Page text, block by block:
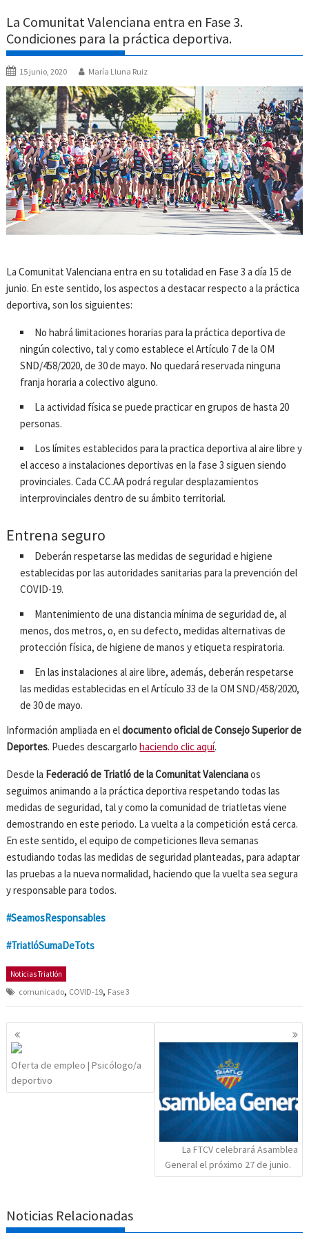
La Comunitat Valenciana entra en Fase 3.
Condiciones para la práctica deportiva.
15 junio, 2020 María Lluna Ruiz
La Comunitat Valenciana entra en su totalidad en Fase 3 a día 15 de
junio. En este sentido, los aspectos a destacar respecto a la práctica
deportiva, son los siguientes:
No habrá limitaciones horarias para la práctica deportiva de
ningún colectivo, tal y como establece el Artículo 7 de la OM
SND/458/2020, de 30 de mayo. No quedará reservada ninguna
franja horaria a colectivo alguno.
La actividad física se puede practicar en grupos de hasta 20
personas.
Los límites establecidos para la practica deportiva al aire libre y
el acceso a instalaciones deportivas en la fase 3 siguen siendo
provinciales. Cada CC.AA podrá regular desplazamientos
interprovinciales dentro de su ámbito territorial.
Entrena seguro
Deberán respetarse las medidas de seguridad e higiene
establecidas por las autoridades sanitarias para la prevención del
COVID-19.
Mantenimiento de una distancia mínima de seguridad de, al
menos, dos metros, o, en su defecto, medidas alternativas de
protección física, de higiene de manos y etiqueta respiratoria.
En las instalaciones al aire libre, además, deberán respetarse
las medidas establecidas en el Artículo 33 de la OM SND/458/2020,
de 30 de mayo.
Información ampliada en eldocumento oficial de Consejo Superior de
Deportes. Puedes descargarlohaciendo clic aquí.
Desde la Federació de Triatló de la Comunitat Valencianaos
seguimos animando a la práctica deportiva respetando todas las
medidas de seguridad, tal y como la comunidad de triatletas viene
demostrando en este periodo. La vuelta a la competición está cerca.
En este sentido, el equipo de competiciones lleva semanas
estudiando todas las medidas de seguridad planteadas, para adaptar
las pruebas a la nueva normalidad, haciendo que la vuelta sea segura
y responsable para todos.
#SeamosResponsables
#TriatlóSumaDeTots
Noticias Triatlón
comunicado, COVID-19, Fase 3
Navegación
de
entradas
Oferta de empleo | Psicólogo/a
deportivo
La FTCV celebrará Asamblea
General el próximo 27 de junio.
Noticias Relacionadas